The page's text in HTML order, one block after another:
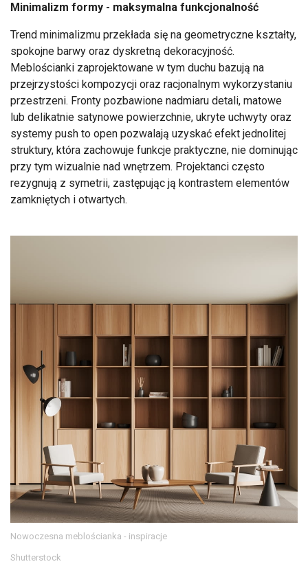
Minimalizm formy - maksymalna funkcjonalność
Trend minimalizmu przekłada się na geometryczne kształty,
spokojne barwy oraz dyskretną dekoracyjność.
Meblościanki zaprojektowane w tym duchu bazują na
przejrzystości kompozycji oraz racjonalnym wykorzystaniu
przestrzeni. Fronty pozbawione nadmiaru detali, matowe
lub delikatnie satynowe powierzchnie, ukryte uchwyty oraz
systemy push to open pozwalają uzyskać efekt jednolitej
struktury, która zachowuje funkcje praktyczne, nie dominując
przy tym wizualnie nad wnętrzem. Projektanci często
rezygnują z symetrii, zastępując ją kontrastem elementów
zamkniętych i otwartych.
Nowoczesna meblościanka - inspiracje
Shutterstock